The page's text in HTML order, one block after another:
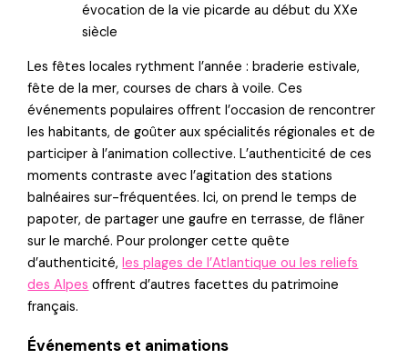
évocation de la vie picarde au début du XXe
siècle
Les fêtes locales rythment l’année : braderie estivale,
fête de la mer, courses de chars à voile. Ces
événements populaires offrent l’occasion de rencontrer
les habitants, de goûter aux spécialités régionales et de
participer à l’animation collective. L’authenticité de ces
moments contraste avec l’agitation des stations
balnéaires sur-fréquentées. Ici, on prend le temps de
papoter, de partager une gaufre en terrasse, de flâner
sur le marché. Pour prolonger cette quête
d’authenticité,les plages de l’Atlantique ou les reliefs
des Alpes offrent d’autres facettes du patrimoine
français.
Événements et animations